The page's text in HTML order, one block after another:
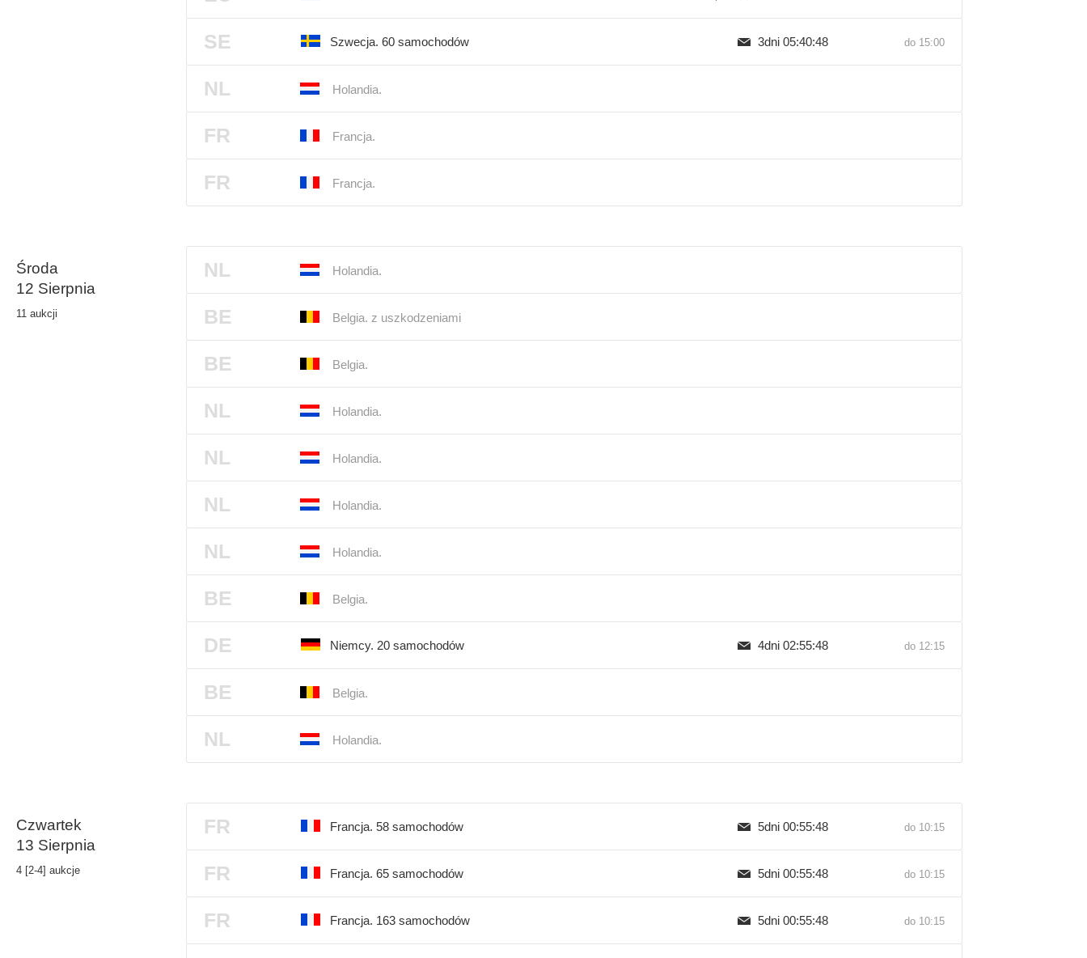
SE Szwecja. 60 samochodów 3dni 05:40:47 do 15:00
NL Holandia.
FR Francja.
FR Francja.
Środa
12 Sierpnia
11 aukcji
NL Holandia.
BE Belgia. z uszkodzeniami
BE Belgia.
NL Holandia.
NL Holandia.
NL Holandia.
NL Holandia.
BE Belgia.
DE Niemcy. 20 samochodów 4dni 02:55:47 do 12:15
BE Belgia.
NL Holandia.
Czwartek
13 Sierpnia
4 [2-4] aukcje
FR Francja. 58 samochodów 5dni 00:55:47 do 10:15
FR Francja. 65 samochodów 5dni 00:55:47 do 10:15
FR Francja. 163 samochodów 5dni 00:55:47 do 10:15